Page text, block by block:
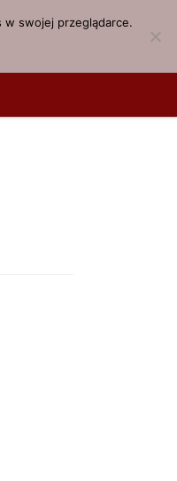
w swojej przeglądarce.